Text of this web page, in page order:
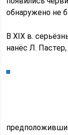
обнаружено не
В XIX в.
нанёс Л. Пастер,